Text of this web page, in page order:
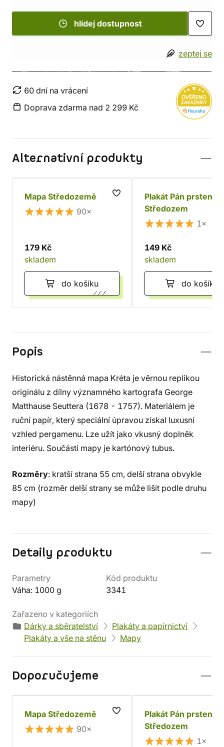
hlídej dostupnost
zeptej se
60 dní na vrácení
Doprava zdarma nad 2 299 Kč
Alternativní produkty
Mapa Středozemě
90×
179 Kč
skladem
do košíku
Plakát Pán prstenů -
Středozem
1×
149 Kč
skladem
do košíku
Popis
Historická nástěnná mapa Kréta je věrnou replikou
originálu z dílny významného kartografa George
Matthause Seuttera (1678 - 1757). Materiálem je
ruční papír, který speciální úpravou získal luxusní
vzhled pergamenu. Lze užít jako vkusný doplněk
interiéru. Součástí mapy je kartónový tubus.
Rozměry: kratší strana 55 cm, delší strana obvykle
85 cm (rozměr delší strany se může lišit podle druhu
mapy)
Detaily produktu
Parametry
Váha: 1000 g
Kód produktu
3341
Zařazeno v kategoriích
Dárky a sběratelství
Plakáty a papírnictví
Plakáty a vše na stěnu
Mapy
Doporučujeme
Mapa Středozemě
90×
Plakát Pán prstenů -
Středozem
1×